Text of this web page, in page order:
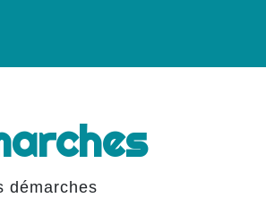
démarches